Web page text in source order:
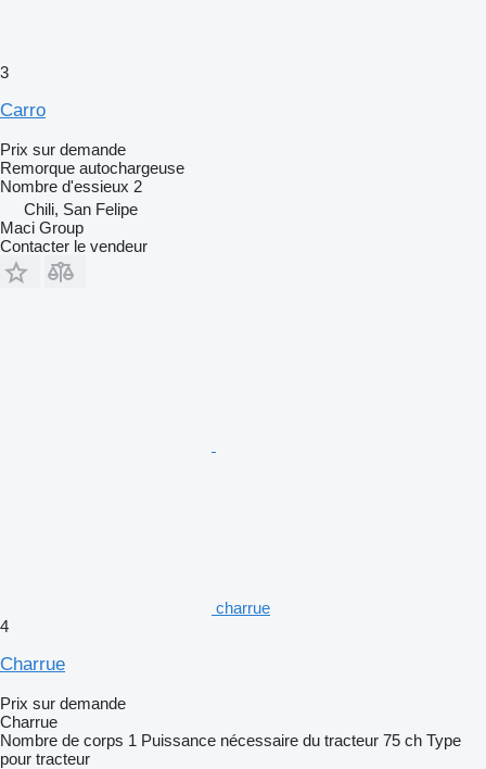
3
Carro
Prix sur demande
Remorque autochargeuse
Nombre d'essieux 2
Chili, San Felipe
Maci Group
Contacter le vendeur
charrue
4
Charrue
Prix sur demande
Charrue
Nombre de corps 1 Puissance nécessaire du tracteur 75 ch Type
pour tracteur